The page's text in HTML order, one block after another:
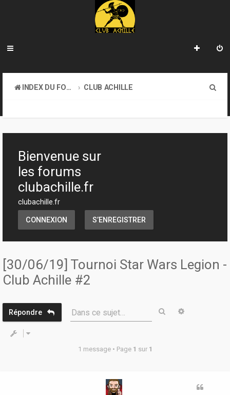
INDEX DU FORUM
CLUB ACHILLE
h
Bienvenue sur
les forums
clubachille.fr
clubachille.fr
CONNEXION S’ENREGISTRER
[30/06/19] Tournoi Star Wars Legion -
Club Achille #2
Répondre Dans ce sujet… Rechercher
1 message • Page 1 sur 1